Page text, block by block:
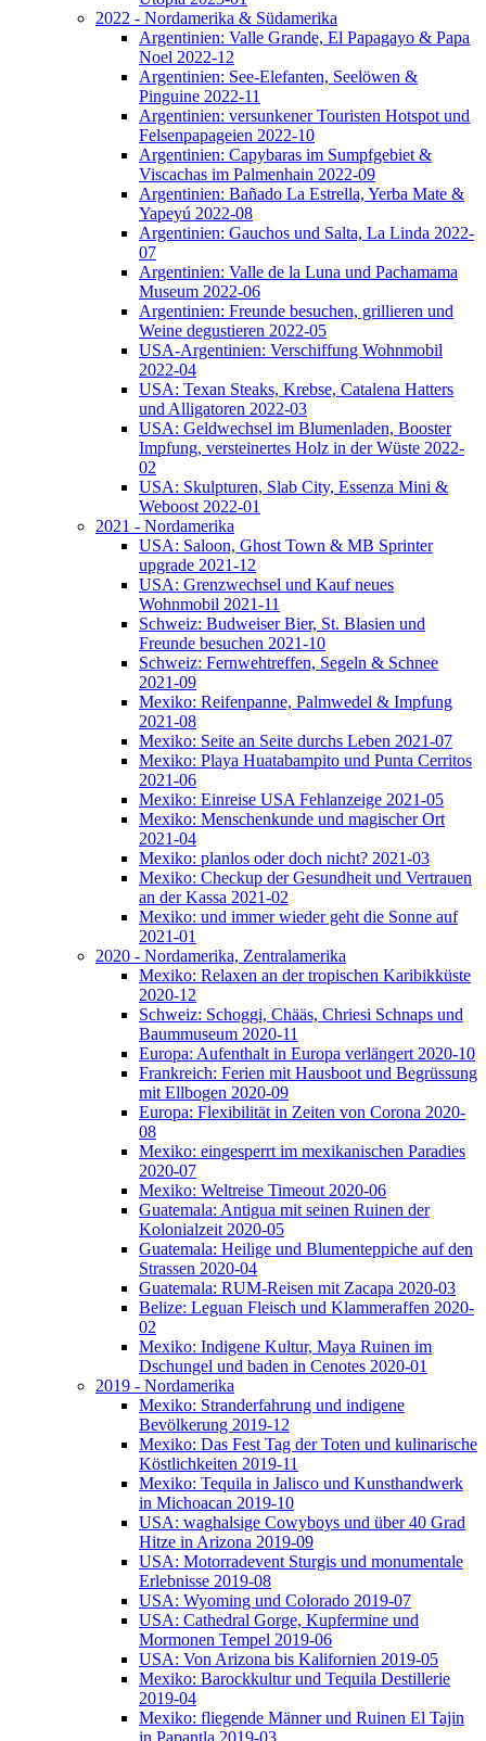
2022 - Nordamerika & Südamerika
Argentinien: Valle Grande, El Papagayo & Papa
Noel 2022-12
Argentinien: See-Elefanten, Seelöwen &
Pinguine 2022-11
Argentinien: versunkener Touristen Hotspot und
Felsenpapageien 2022-10
Argentinien: Capybaras im Sumpfgebiet &
Viscachas im Palmenhain 2022-09
Argentinien: Bañado La Estrella, Yerba Mate &
Yapeyú 2022-08
Argentinien: Gauchos und Salta, La Linda 2022-
07
Argentinien: Valle de la Luna und Pachamama
Museum 2022-06
Argentinien: Freunde besuchen, grillieren und
Weine degustieren 2022-05
USA-Argentinien: Verschiffung Wohnmobil
2022-04
USA: Texan Steaks, Krebse, Catalena Hatters
und Alligatoren 2022-03
USA: Geldwechsel im Blumenladen, Booster
Impfung, versteinertes Holz in der Wüste 2022-
02
USA: Skulpturen, Slab City, Essenza Mini &
Weboost 2022-01
2021 - Nordamerika
USA: Saloon, Ghost Town & MB Sprinter
upgrade 2021-12
USA: Grenzwechsel und Kauf neues
Wohnmobil 2021-11
Schweiz: Budweiser Bier, St. Blasien und
Freunde besuchen 2021-10
Schweiz: Fernwehtreffen, Segeln & Schnee
2021-09
Mexiko: Reifenpanne, Palmwedel & Impfung
2021-08
Mexiko: Seite an Seite durchs Leben 2021-07
Mexiko: Playa Huatabampito und Punta Cerritos
2021-06
Mexiko: Einreise USA Fehlanzeige 2021-05
Mexiko: Menschenkunde und magischer Ort
2021-04
Mexiko: planlos oder doch nicht? 2021-03
Mexiko: Checkup der Gesundheit und Vertrauen
an der Kassa 2021-02
Mexiko: und immer wieder geht die Sonne auf
2021-01
2020 - Nordamerika, Zentralamerika
Mexiko: Relaxen an der tropischen Karibikküste
2020-12
Schweiz: Schoggi, Chääs, Chriesi Schnaps und
Baummuseum 2020-11
Europa: Aufenthalt in Europa verlängert 2020-10
Frankreich: Ferien mit Hausboot und Begrüssung
mit Ellbogen 2020-09
Europa: Flexibilität in Zeiten von Corona 2020-
08
Mexiko: eingesperrt im mexikanischen Paradies
2020-07
Mexiko: Weltreise Timeout 2020-06
Guatemala: Antigua mit seinen Ruinen der
Kolonialzeit 2020-05
Guatemala: Heilige und Blumenteppiche auf den
Strassen 2020-04
Guatemala: RUM-Reisen mit Zacapa 2020-03
Belize: Leguan Fleisch und Klammeraffen 2020-
02
Mexiko: Indigene Kultur, Maya Ruinen im
Dschungel und baden in Cenotes 2020-01
2019 - Nordamerika
Mexiko: Stranderfahrung und indigene
Bevölkerung 2019-12
Mexiko: Das Fest Tag der Toten und kulinarische
Köstlichkeiten 2019-11
Mexiko: Tequila in Jalisco und Kunsthandwerk
in Michoacan 2019-10
USA: waghalsige Cowyboys und über 40 Grad
Hitze in Arizona 2019-09
USA: Motorradevent Sturgis und monumentale
Erlebnisse 2019-08
USA: Wyoming und Colorado 2019-07
USA: Cathedral Gorge, Kupfermine und
Mormonen Tempel 2019-06
USA: Von Arizona bis Kalifornien 2019-05
Mexiko: Barockkultur und Tequila Destillerie
2019-04
Mexiko: fliegende Männer und Ruinen El Tajin
in Papantla 2019-03